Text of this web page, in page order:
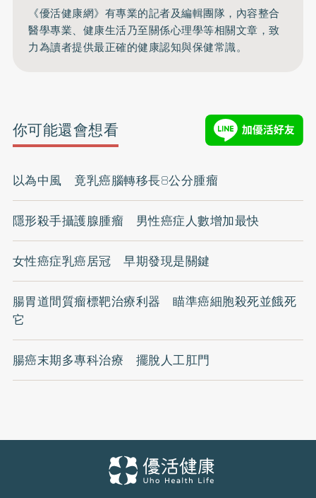
《優活健康網》有專業的記者及編輯團隊，內容整合
醫學專業、健康生活乃至關係心理學等相關文章，致
力為讀者提供最正確的健康認知與保健常識。
你可能還會想看
以為中風 竟乳癌腦轉移長8公分腫瘤
隱形殺手攝護腺腫瘤 男性癌症人數增加最快
女性癌症乳癌居冠 早期發現是關鍵
腸胃道間質瘤標靶治療利器 瞄準癌細胞殺死並餓死
它
腸癌末期多專科治療 擺脫人工肛門